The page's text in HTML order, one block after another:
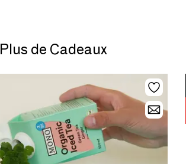
Plus de Cadeaux